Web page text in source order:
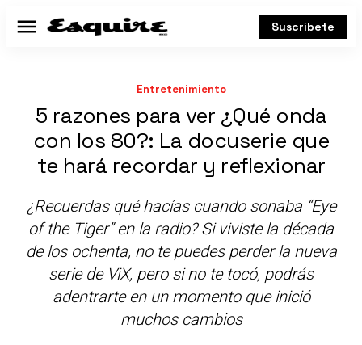
Menú Suscríbete
Entretenimiento
5 razones para ver ¿Qué onda
con los 80?: La docuserie que
te hará recordar y reflexionar
¿Recuerdas qué hacías cuando sonaba “Eye
of the Tiger” en la radio? Si viviste la década
de los ochenta, no te puedes perder la nueva
serie de ViX, pero si no te tocó, podrás
adentrarte en un momento que inició
muchos cambios